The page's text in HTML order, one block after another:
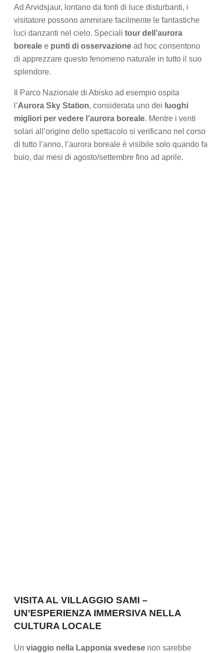
Ad Arvidsjaur, lontano da fonti di luce disturbanti, i
visitatore possono ammirare facilmente le fantastiche
luci danzanti nel cielo. Speciali tour dell’aurora
boreale e punti di osservazione ad hoc consentono
di apprezzare questo fenomeno naturale in tutto il suo
splendore.
Il Parco Nazionale di Abisko ad esempio ospita
l’Aurora Sky Station, considerata uno dei luoghi
migliori per vedere l’aurora boreale. Mentre i venti
solari all’origine dello spettacolo si verificano nel corso
di tutto l’anno, l’aurora boreale è visibile solo quando fa
buio, dai mesi di agosto/settembre fino ad aprile.
VISITA AL VILLAGGIO SAMI –
UN’ESPERIENZA IMMERSIVA NELLA
CULTURA LOCALE
Un viaggio nella Lapponia svedese non sarebbe